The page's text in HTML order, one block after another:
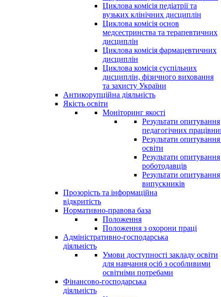
Циклова комісія педіатрії та
вузьких клінічних дисциплін
Циклова комісія основ
медсестринства та терапевтичних
дисциплін
Циклова комісія фармацевтичних
дисциплін
Циклова комісія суспільних
дисциплін, фізичного виховання
та захисту України
Антикорупційна діяльність
Якість освіти
Моніторинг якості
Результати опитування
педагогічних
Результати опитування
освіти
Результати опитування
роботодавців
Результати опитування
випускників
Прозорість та інформаційна
відкритість
Нормативно-правова база
Положення
Положення з охорони праці
Адміністративно-господарська
діяльність
Умови доступності закладу освіти
для навчання осіб з особливими
освітніми потребами
Фінансово-господарська
діяльність